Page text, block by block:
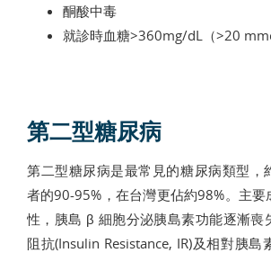
酮酸中毒
就診時血糖>360mg/dL（>20
第二型糖尿病
第二型糖尿病是最常見的糖尿病類型，
者的90-95%，在台灣更佔約98%。主要
性，胰島 β 細胞分泌胰島素功能逐漸喪
阻抗(Insulin Resistance, IR)及相對胰島